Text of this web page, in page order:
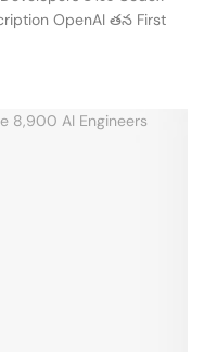
OpenAI తన First